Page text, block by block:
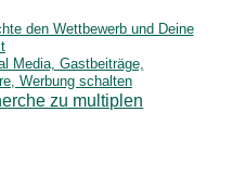
den Wettbewerb und Deine
Media, Gastbeiträge,
Werbung schalten
zu multiplen